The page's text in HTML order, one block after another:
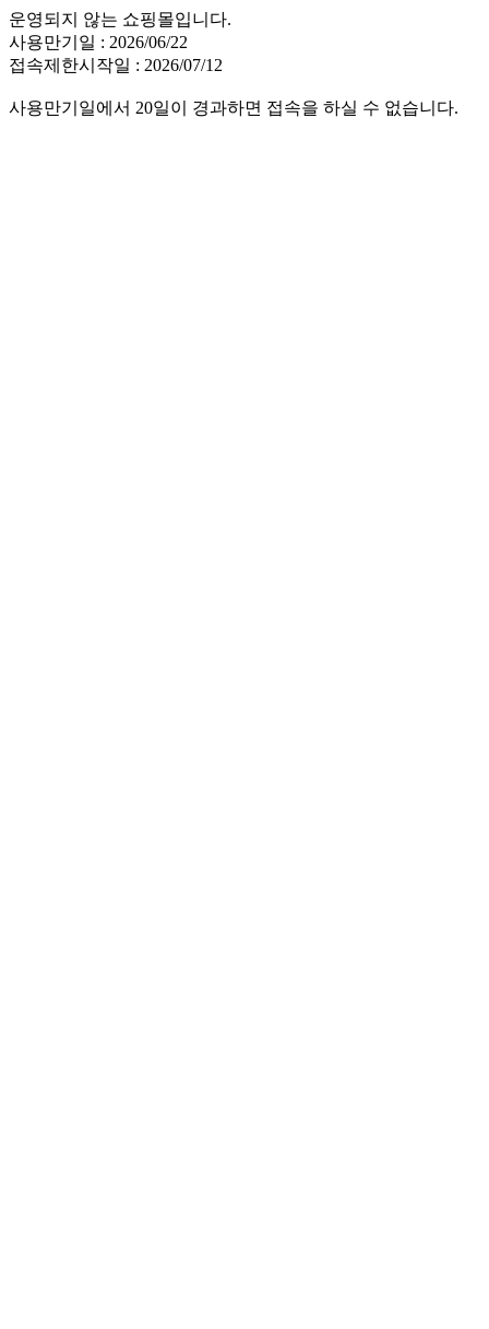
운영되지 않는 쇼핑몰입니다.
사용만기일 : 2026/06/22
접속제한시작일 : 2026/07/12
사용만기일에서 20일이 경과하면 접속을 하실 수 없습니다.